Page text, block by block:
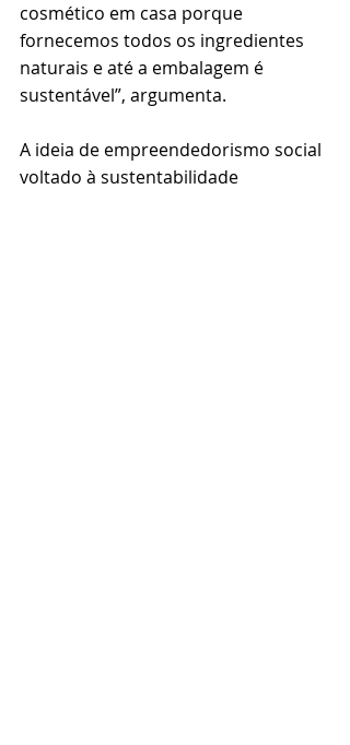
cosmético em casa porque
fornecemos todos os ingredientes
naturais e até a embalagem é
sustentável”, argumenta.
A ideia de empreendedorismo social
voltado à sustentabilidade